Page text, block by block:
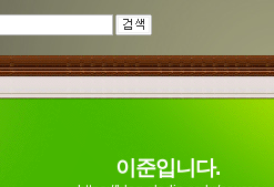
이준입니다.